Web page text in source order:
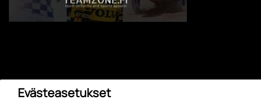
Evästeasetukset